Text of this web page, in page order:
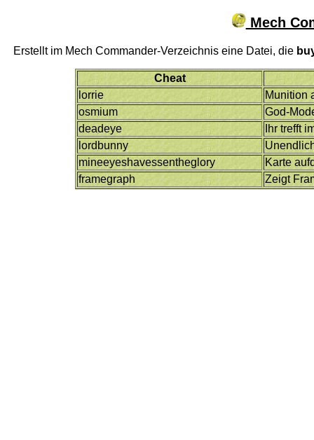
Mech
Erstellt im Mech Commander-Verzeichnis eine Datei, die
Cheat
lorrie
Munition
osmium
God-
deadeye
Ihr trefft
lordbunny
mineeyeshavessentheglory
Karte
framegraph
Zeigt